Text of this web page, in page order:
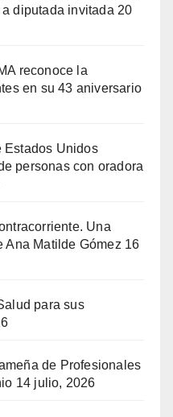
diputada invitada 20
reconoce la
en su 43 aniversario
Estados Unidos
personas con oradora
Una
Ana Matilde Gómez 16
para sus
de Profesionales
14 julio, 2026